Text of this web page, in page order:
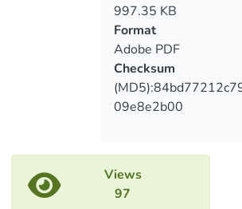
due to achieved results
997.35 KB
Format
Adobe PDF
Checksum
09e8e2b00
Views
97